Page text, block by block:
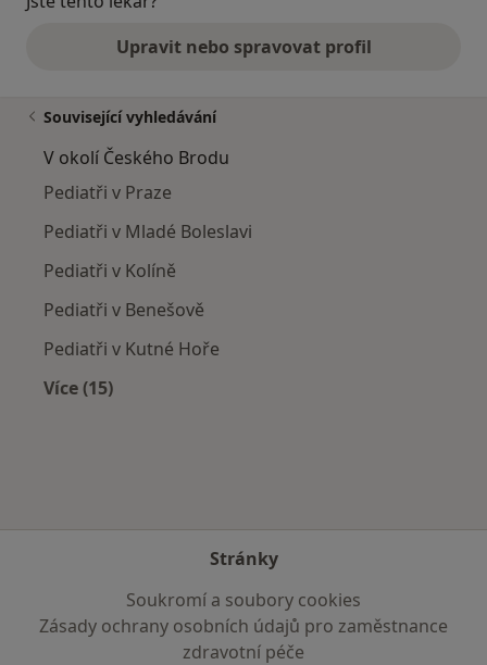
Upravit nebo spravovat profil
Související vyhledávání
V okolí Českého Brodu
Pediatři v Praze
Pediatři v Mladé Boleslavi
Pediatři v Kolíně
Pediatři v Benešově
Pediatři v Kutné Hoře
Více (15)
Stránky
Soukromí a soubory cookies
Zásady ochrany osobních údajů pro zaměstnance
zdravotní péče